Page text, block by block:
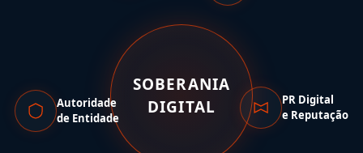
SOBERANIA
DIGITAL
PR Digital
e Reputação
Autoridade
de Entidade